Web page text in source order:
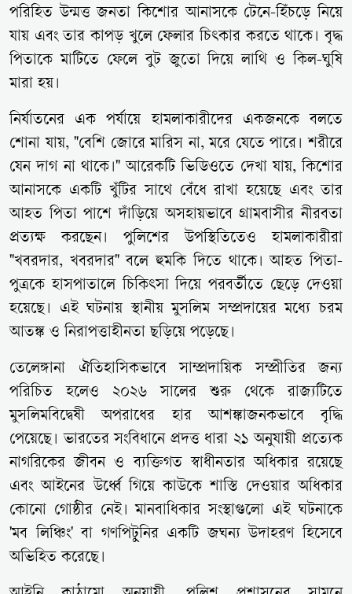
পরিহিত উন্মত্ত জনতা কিশোর আনাসকে টেনে-হিঁচড়ে নিয়ে
যায় এবং তার কাপড় খুলে ফেলার চিৎকার করতে থাকে। বৃদ্ধ
পিতাকে মাটিতে ফেলে বুট জুতো দিয়ে লাথি ও কিল-ঘুষি
মারা হয়।
নির্যাতনের এক পর্যায়ে হামলাকারীদের একজনকে বলতে
শোনা যায়, "বেশি জোরে মারিস না, মরে যেতে পারে। শরীরে
যেন দাগ না থাকে।" আরেকটি ভিডিওতে দেখা যায়, কিশোর
আনাসকে একটি খুঁটির সাথে বেঁধে রাখা হয়েছে এবং তার
আহত পিতা পাশে দাঁড়িয়ে অসহায়ভাবে গ্রামবাসীর নীরবতা
প্রত্যক্ষ করছেন। পুলিশের উপস্থিতিতেও হামলাকারীরা
"খবরদার, খবরদার" বলে হুমকি দিতে থাকে। আহত পিতা-
পুত্রকে হাসপাতালে চিকিৎসা দিয়ে পরবর্তীতে ছেড়ে দেওয়া
হয়েছে। এই ঘটনায় স্থানীয় মুসলিম সম্প্রদায়ের মধ্যে চরম
আতঙ্ক ও নিরাপত্তাহীনতা ছড়িয়ে পড়েছে।
তেলেঙ্গানা ঐতিহাসিকভাবে সাম্প্রদায়িক সম্প্রীতির জন্য
পরিচিত হলেও ২০২৬ সালের শুরু থেকে রাজ্যটিতে
মুসলিমবিদ্বেষী অপরাধের হার আশঙ্কাজনকভাবে বৃদ্ধি
পেয়েছে। ভারতের সংবিধানে প্রদত্ত ধারা ২১ অনুযায়ী প্রত্যেক
নাগরিকের জীবন ও ব্যক্তিগত স্বাধীনতার অধিকার রয়েছে
এবং আইনের উর্ধ্বে গিয়ে কাউকে শাস্তি দেওয়ার অধিকার
কোনো গোষ্ঠীর নেই। মানবাধিকার সংস্থাগুলো এই ঘটনাকে
'মব লিঞ্চিং' বা গণপিটুনির একটি জঘন্য উদাহরণ হিসেবে
অভিহিত করেছে।